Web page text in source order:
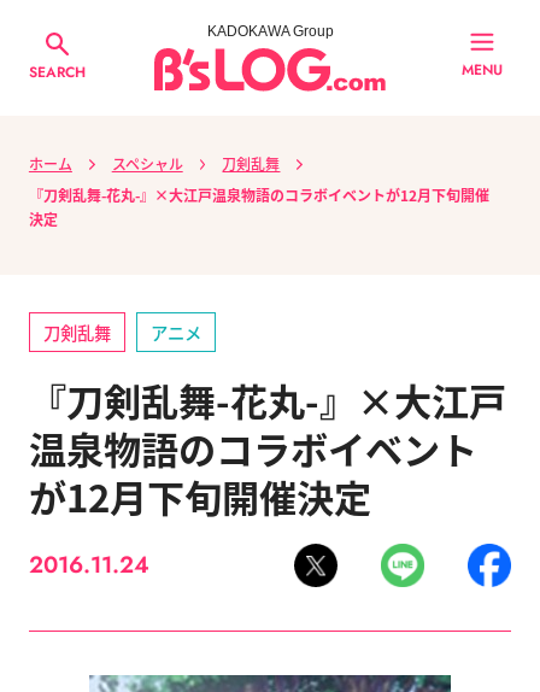
SEARCH
KADOKAWA Group
MENU
ホーム スペシャル
刀剣乱舞
『刀剣乱舞-花丸-』×大江戸温泉物語のコラボイベントが12月下旬開催
決定
刀剣乱舞 アニメ
『刀剣乱舞-花丸-』×大江戸
温泉物語のコラボイベント
が12月下旬開催決定
2016.11.24